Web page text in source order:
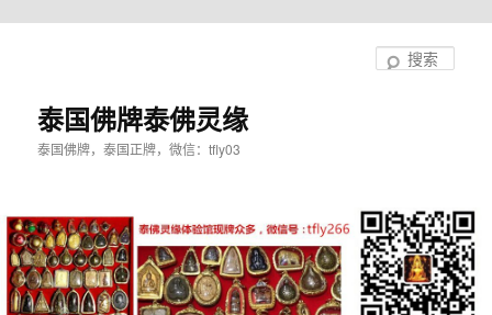
泰国佛牌泰佛灵缘
泰国佛牌，泰国正牌，微信：tfly03